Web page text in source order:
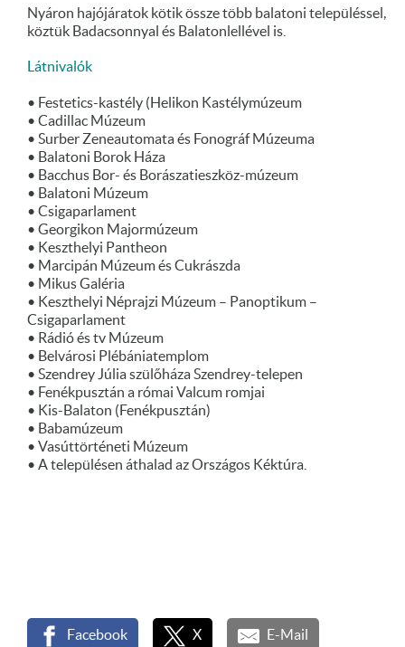
Nyáron hajójáratok kötik össze több balatoni településsel,
köztük Badacsonnyal és Balatonlellével is.
Látnivalók
• Festetics-kastély (Helikon Kastélymúzeum
• Cadillac Múzeum
• Surber Zeneautomata és Fonográf Múzeuma
• Balatoni Borok Háza
• Bacchus Bor- és Borászatieszköz-múzeum
• Balatoni Múzeum
• Csigaparlament
• Georgikon Majormúzeum
• Keszthelyi Pantheon
• Marcipán Múzeum és Cukrászda
• Mikus Galéria
• Keszthelyi Néprajzi Múzeum – Panoptikum –
Csigaparlament
• Rádió és tv Múzeum
• Belvárosi Plébániatemplom
• Szendrey Júlia szülőháza Szendrey-telepen
• Fenékpusztán a római Valcum romjai
• Kis-Balaton (Fenékpusztán)
• Babamúzeum
• Vasúttörténeti Múzeum
• A településen áthalad az Országos Kéktúra.
Facebook X E-Mail